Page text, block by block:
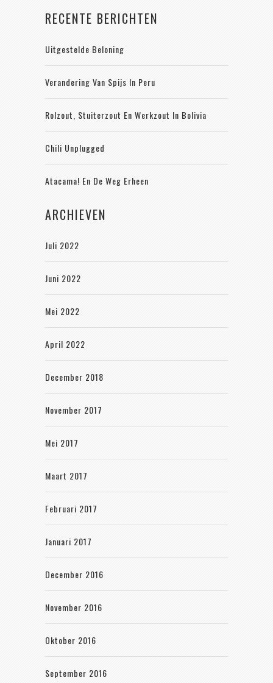
RECENTE BERICHTEN
Uitgestelde Beloning
Verandering Van Spijs In Peru
Rolzout, Stuiterzout En Werkzout In Bolivia
Chili Unplugged
Atacama! En De Weg Erheen
ARCHIEVEN
Juli 2022
Juni 2022
Mei 2022
April 2022
December 2018
November 2017
Mei 2017
Maart 2017
Februari 2017
Januari 2017
December 2016
November 2016
Oktober 2016
September 2016